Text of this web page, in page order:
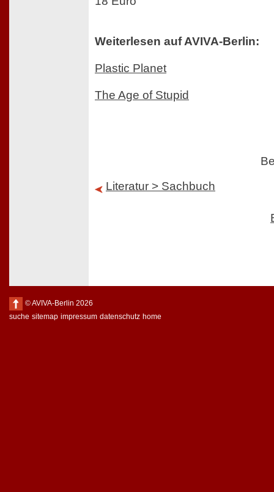
Weiterlesen auf AVIVA-Berlin:
Plastic Planet
The Age of Stupid
Literatur > Sachbuch
© AVIVA-Berlin 2026
suche sitemap impressum datenschutz home